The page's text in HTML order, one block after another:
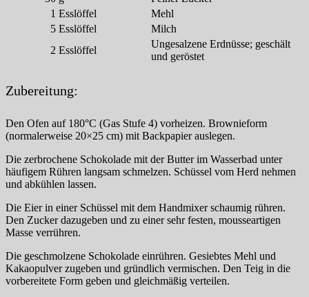
1 Esslöffel
Mehl
5 Esslöffel
Milch
2 Esslöffel
Ungesalzene Erdnüsse; geschält
und geröstet
Zubereitung:
Den Ofen auf 180°C (Gas Stufe 4) vorheizen. Brownieform
(normalerweise 20×25 cm) mit Backpapier auslegen.
Die zerbrochene Schokolade mit der Butter im Wasserbad unter
häufigem Rühren langsam schmelzen. Schüssel vom Herd nehmen
und abkühlen lassen.
Die Eier in einer Schüssel mit dem Handmixer schaumig rühren.
Den Zucker dazugeben und zu einer sehr festen, mousseartigen
Masse verrühren.
Die geschmolzene Schokolade einrühren. Gesiebtes Mehl und
Kakaopulver zugeben und gründlich vermischen. Den Teig in die
vorbereitete Form geben und gleichmäßig verteilen.